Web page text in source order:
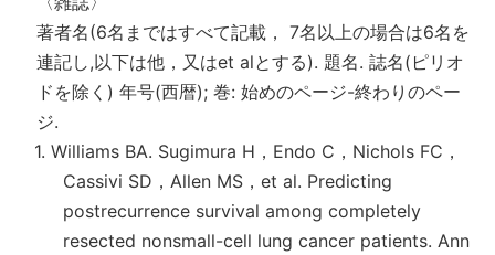
著者名(6名まではすべて記載， 7名以上の場合は6名を
連記し,以下は他，又はet alとする). 題名. 誌名(ピリオ
ドを除く) 年号(西暦); 巻: 始めのページ-終わりのペー
ジ.
1. Williams BA. Sugimura H，Endo C，Nichols FC，
Cassivi SD，Allen MS，et al. Predicting
postrecurrence survival among completely
resected nonsmall-cell lung cancer patients. Ann